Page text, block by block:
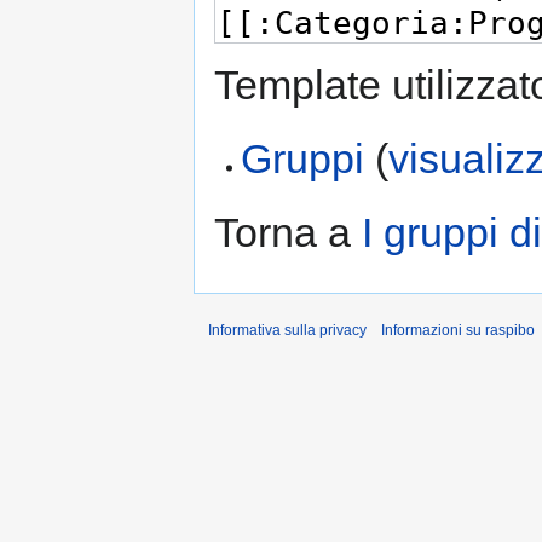
Template
Gruppi (
Torna a I gruppi
Informativa sulla privacy Informazioni su raspibo